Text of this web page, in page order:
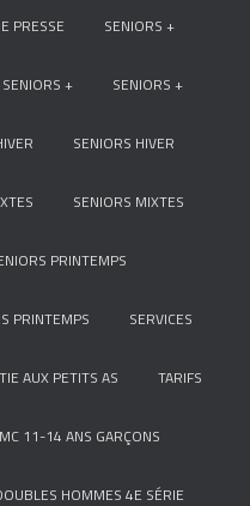
PRESSE SENIORS +
SENIORS + SENIORS +
SENIORS HIVER
SENIORS MIXTES
PRINTEMPS
PRINTEMPS SERVICES
AUX PETITS AS TARIFS
11-14 ANS GARÇONS
HOMMES 4E SÉRIE